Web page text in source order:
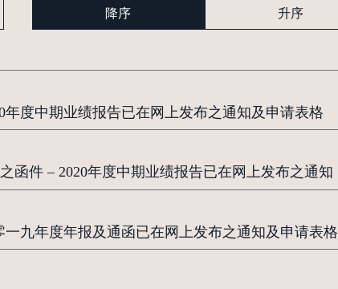
降序 升序
年度中期业绩报告已在网上发布之通知及申请表格
函件 – 2020年度中期业绩报告已在网上发布之通知
九年度年报及通函已在网上发布之通知及申请表格